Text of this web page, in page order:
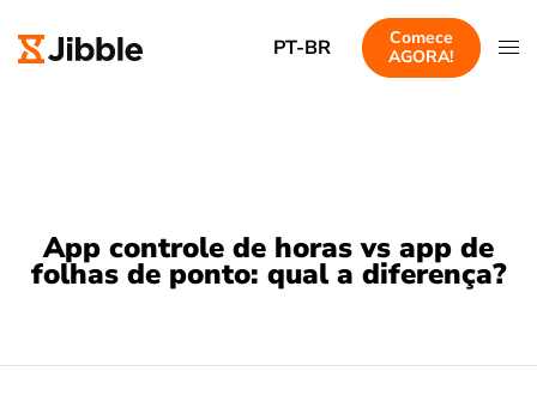
PT-BR
Comece
AGORA!
App controle de horas vs app de
folhas de ponto: qual a diferença?